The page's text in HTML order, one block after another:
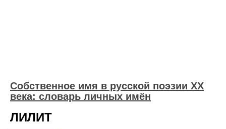
Собственное имя в русской поэзии XX
века: словарь личных имён
ЛИЛИТ